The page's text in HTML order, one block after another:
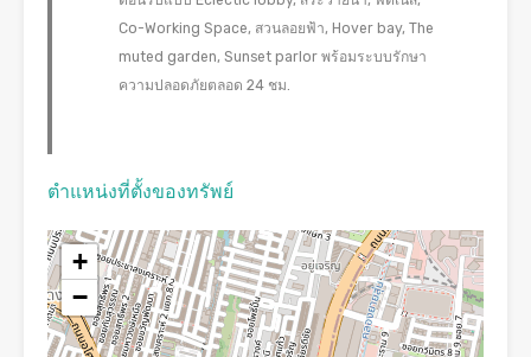
Co-Working Space, สวนลอยฟ้า, Hover bay, The
muted garden, Sunset parlor พร้อมระบบรักษา
ความปลอดภัยตลอด 24 ชม.
ตำแหน่งที่ตั้งของทรัพย์
+
−